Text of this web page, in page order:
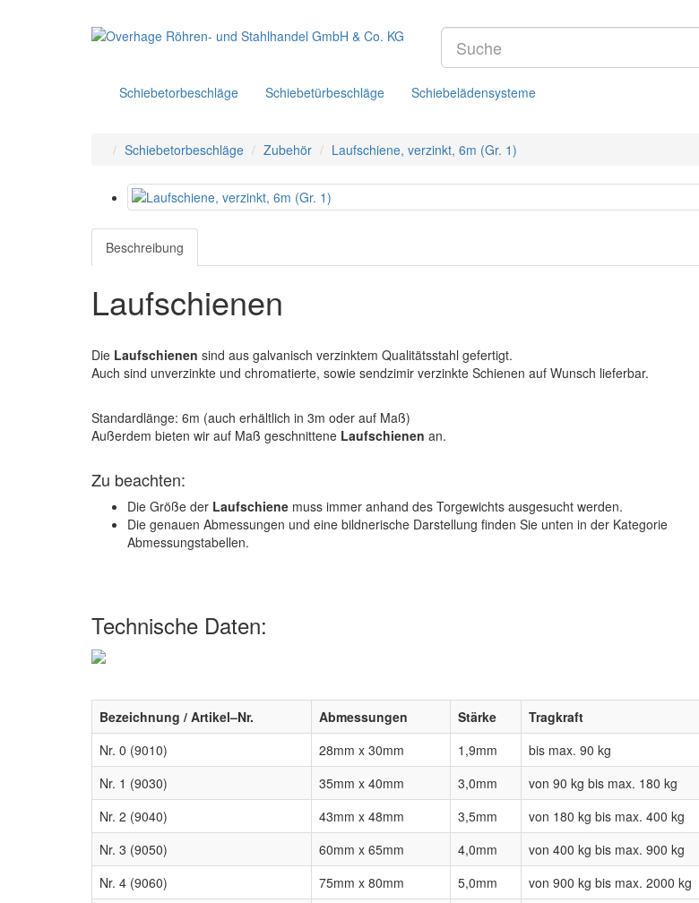
Schiebetorbeschläge Schiebetürbeschläge Schiebelädensysteme
Schiebetorbeschläge Zubehör Laufschiene, verzinkt, 6m (Gr. 1)
Beschreibung
Laufschienen
Die Laufschienen sind aus galvanisch verzinktem Qualitätsstahl gefertigt.
Auch sind unverzinkte und chromatierte, sowie sendzimir verzinkte Schienen auf Wunsch lieferbar.
Standardlänge: 6m (auch erhältlich in 3m oder auf Maß)
Außerdem bieten wir auf Maß geschnittene Laufschienen an.
Zu beachten:
Die Größe der Laufschiene muss immer anhand des Torgewichts ausgesucht werden.
Die genauen Abmessungen und eine bildnerische Darstellung finden Sie unten in der Kategorie
Abmessungstabellen.
Technische Daten:
Bezeichnung / Artikel–Nr. Abmessungen Stärke
Tragkraft
Nr. 0 (9010)
28mm x 30mm 1,9mm
bis max. 90 kg
Nr. 1 (9030)
35mm x 40mm 3,0mm
von 90 kg bis max. 180 kg
Nr. 2 (9040)
43mm x 48mm 3,5mm
von 180 kg bis max. 400 kg
Nr. 3 (9050)
60mm x 65mm 4,0mm
von 400 kg bis max. 900 kg
Nr. 4 (9060)
75mm x 80mm 5,0mm
von 900 kg bis max. 2000 kg